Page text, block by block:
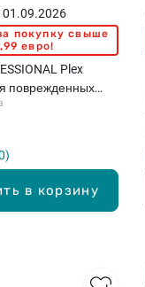
в корзину
01.09.2026
покупку свыше
евро!
Plex
поврежденных